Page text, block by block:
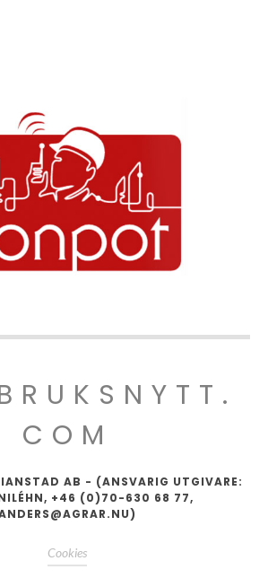
COM
AB - (ANSVARIG UTGIVARE:
+46 (0)70-630 68 77,
Cookies